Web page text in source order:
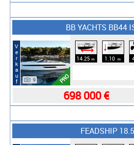
Verkauf PRO
9
BB YACHTS BB44
⟷
14.25 m
🠓
1.10 m
698 000 €
FEADSHIP